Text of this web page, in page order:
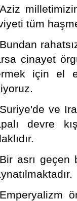
Aziz
tüm
Bundan
cinayet
için el
Suriye'de ve
devre
Bir asrı geçen
Emperyalizm